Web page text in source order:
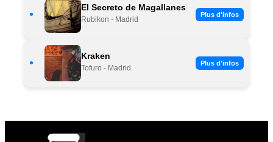
•
El Secreto de Magallanes
Rubikon - Madrid
Plus d'infos
•
Kraken
Tofuro - Madrid
Plus d'infos